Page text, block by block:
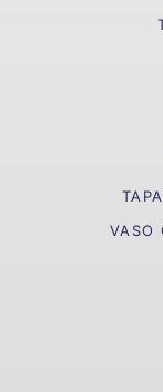
VASO